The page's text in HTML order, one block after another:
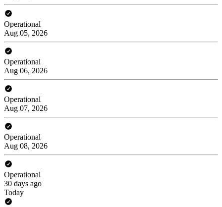
Operational
Aug 05, 2026
Operational
Aug 06, 2026
Operational
Aug 07, 2026
Operational
Aug 08, 2026
Operational
30 days ago
Today